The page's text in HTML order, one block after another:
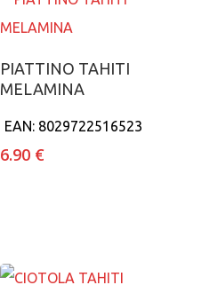
Aggiungi al carrello
PIATTINO TAHITI
MELAMINA
EAN: 8029722516523
6.90 €